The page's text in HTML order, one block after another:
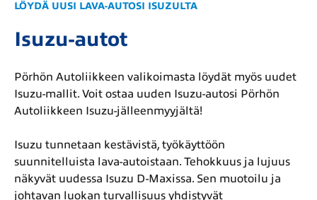
LÖYDÄ UUSI LAVA-AUTOSI ISUZULTA
Isuzu-autot
Pörhön Autoliikkeen valikoimasta löydät myös uudet
Isuzu-mallit. Voit ostaa uuden Isuzu-autosi Pörhön
Autoliikkeen Isuzu-jälleenmyyjältä!
Isuzu tunnetaan kestävistä, työkäyttöön
suunnitelluista lava-autoistaan. Tehokkuus ja lujuus
näkyvät uudessa Isuzu D-Maxissa. Sen muotoilu ja
johtavan luokan turvallisuus yhdistyvät